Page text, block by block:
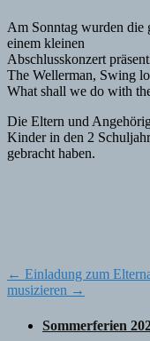
Am Sonntag wurden die
einem kleinen
Abschlusskonzert
The Wellerman, Swing
What shall we do with
Die Eltern und
Kinder in den 2
gebracht haben.
Post
navigation
← Einladung zum
musizieren →
Sommerferien